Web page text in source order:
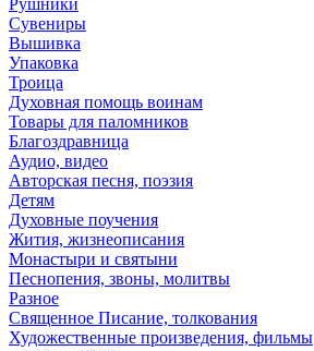
Рушники
Сувениры
Вышивка
Упаковка
Троица
Духовная помощь воинам
Товары для паломников
Благоздравница
Аудио, видео
Авторская песня, поэзия
Детям
Духовные поучения
Жития, жизнеописания
Монастыри и святыни
Песнопения, звоны, молитвы
Разное
Священное Писание, толкования
Художественные произведения, фильмы